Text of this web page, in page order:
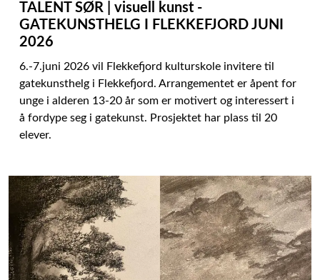
TALENT SØR | visuell kunst -
GATEKUNSTHELG I FLEKKEFJORD JUNI
2026
6.-7.juni 2026 vil Flekkefjord kulturskole invitere til
gatekunsthelg i Flekkefjord. Arrangementet er åpent for
unge i alderen 13-20 år som er motivert og interessert i
å fordype seg i gatekunst. Prosjektet har plass til 20
elever.